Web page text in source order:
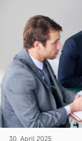
30. April 2025